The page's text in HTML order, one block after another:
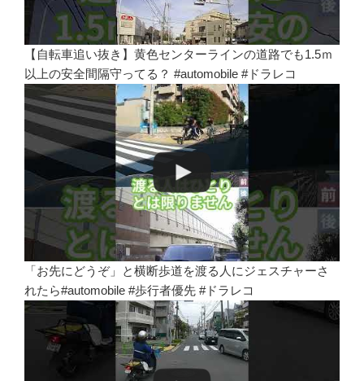
【自転車追い抜き】黄色センターラインの道路でも1.5ｍ
以上の安全間隔守ってる？ #automobile #ドラレコ
「お先にどうぞ」と横断歩道を渡る人にジェスチャーさ
れたら#automobile #歩行者優先 #ドラレコ